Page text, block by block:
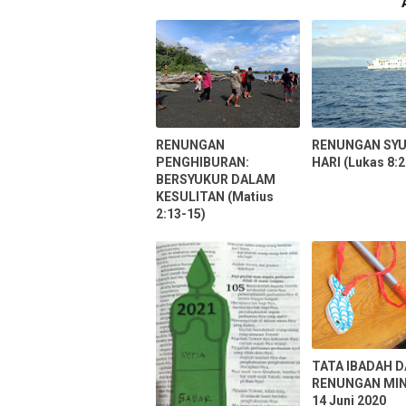
RENUNGAN
PENGHIBURAN:
BERSYUKUR DALAM
KESULITAN (Matius
2:13-15)
RENUNGAN
HARI (Lukas
TATA IBADAH
RENUNGAN
14 Juni 2020